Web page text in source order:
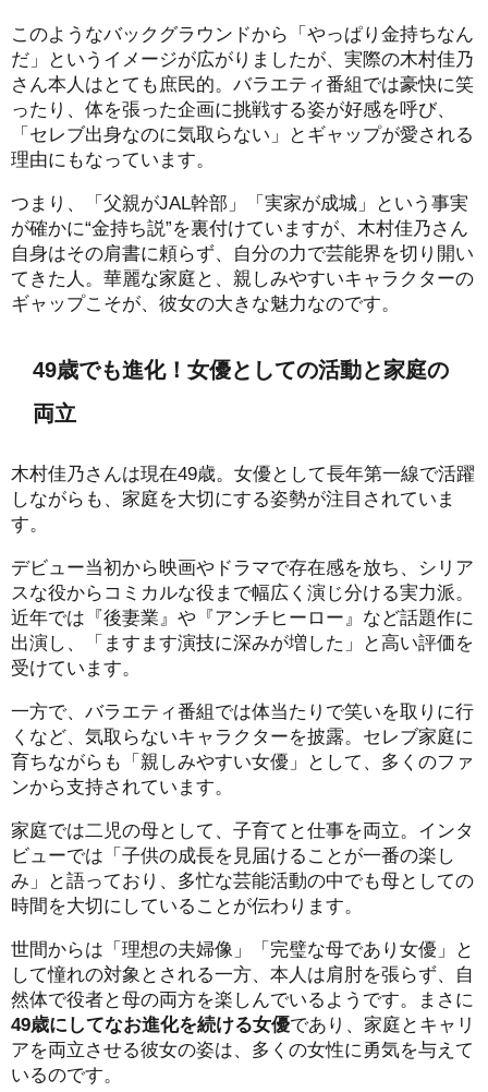
このようなバックグラウンドから「やっぱり金持ちなん
だ」というイメージが広がりましたが、実際の木村佳乃
さん本人はとても庶民的。バラエティ番組では豪快に笑
ったり、体を張った企画に挑戦する姿が好感を呼び、
「セレブ出身なのに気取らない」とギャップが愛される
理由にもなっています。
つまり、「父親がJAL幹部」「実家が成城」という事実
が確かに“金持ち説”を裏付けていますが、木村佳乃さん
自身はその肩書に頼らず、自分の力で芸能界を切り開い
てきた人。華麗な家庭と、親しみやすいキャラクターの
ギャップこそが、彼女の大きな魅力なのです。
49歳でも進化！女優としての活動と家庭の
両立
木村佳乃さんは現在49歳。女優として長年第一線で活躍
しながらも、家庭を大切にする姿勢が注目されていま
す。
デビュー当初から映画やドラマで存在感を放ち、シリア
スな役からコミカルな役まで幅広く演じ分ける実力派。
近年では『後妻業』や『アンチヒーロー』など話題作に
出演し、「ますます演技に深みが増した」と高い評価を
受けています。
一方で、バラエティ番組では体当たりで笑いを取りに行
くなど、気取らないキャラクターを披露。セレブ家庭に
育ちながらも「親しみやすい女優」として、多くのファ
ンから支持されています。
家庭では二児の母として、子育てと仕事を両立。インタ
ビューでは「子供の成長を見届けることが一番の楽し
み」と語っており、多忙な芸能活動の中でも母としての
時間を大切にしていることが伝わります。
世間からは「理想の夫婦像」「完璧な母であり女優」と
して憧れの対象とされる一方、本人は肩肘を張らず、自
然体で役者と母の両方を楽しんでいるようです。まさに
49歳にしてなお進化を続ける女優であり、家庭とキャリ
アを両立させる彼女の姿は、多くの女性に勇気を与えて
いるのです。